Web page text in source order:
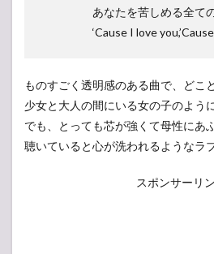
あなたを苦しめる全て
‘Cause I love
ものすごく透明感のある曲で、どこ
少女と大人の間にいる女の子のよう
でも、とっても芯が強くて母性にあ
聴いていると心が洗われるようなラ
スポンサーリ